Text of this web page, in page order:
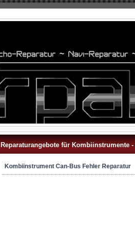
Reparaturangebote für Kombiinstrumente -
Kombiinstrument Can-Bus Fehler Reparatur